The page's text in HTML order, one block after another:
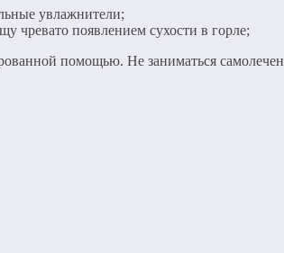
увлажнители;
чревато появлением сухости в горле;
помощью. Не заниматься